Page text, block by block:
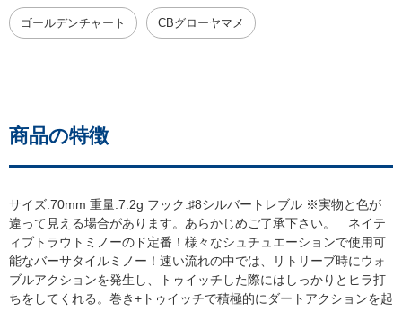
ゴールデンチャート CBグローヤマメ
商品の特徴
サイズ:70mm 重量:7.2g フック:♯8シルバートレブル ※実物と色が
違って見える場合があります。あらかじめご了承下さい。 ネイテ
ィブトラウトミノーのド定番！様々なシュチュエーションで使用可
能なバーサタイルミノー！速い流れの中では、リトリーブ時にウォ
ブルアクションを発生し、トゥイッチした際にはしっかりとヒラ打
ちをしてくれる。巻き+トゥイッチで積極的にダートアクションを起